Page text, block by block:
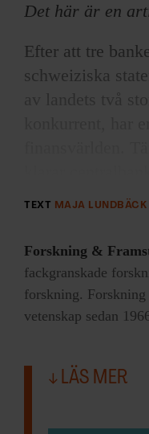
Det här är en
Efter att tre
schweiziska
Tre som forskat
Bernanke,
centralbank,
Dybvig. I fjol
ökat förståelsen
TEXT MAJA LUNDBÄCK
Forskning &
fackgranskade
forskning.
vetenskap sedan
LÄS MER